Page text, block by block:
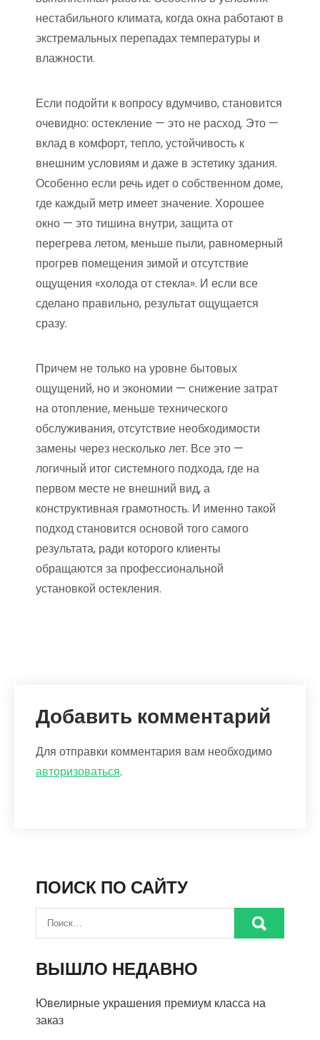
нестабильного климата, когда окна работают в
экстремальных перепадах температуры и
влажности.
Если подойти к вопросу вдумчиво, становится
очевидно: остекление — это не расход. Это —
вклад в комфорт, тепло, устойчивость к
внешним условиям и даже в эстетику здания.
Особенно если речь идет о собственном доме,
где каждый метр имеет значение. Хорошее
окно — это тишина внутри, защита от
перегрева летом, меньше пыли, равномерный
прогрев помещения зимой и отсутствие
ощущения «холода от стекла». И если все
сделано правильно, результат ощущается
сразу.
Причем не только на уровне бытовых
ощущений, но и экономии — снижение затрат
на отопление, меньше технического
обслуживания, отсутствие необходимости
замены через несколько лет. Все это —
логичный итог системного подхода, где на
первом месте не внешний вид, а
конструктивная грамотность. И именно такой
подход становится основой того самого
результата, ради которого клиенты
обращаются за профессиональной
установкой остекления.
Добавить комментарий
Для отправки комментария вам необходимо
авторизоваться.
ПОИСК ПО САЙТУ
ВЫШЛО НЕДАВНО
Ювелирные украшения премиум класса на
заказ